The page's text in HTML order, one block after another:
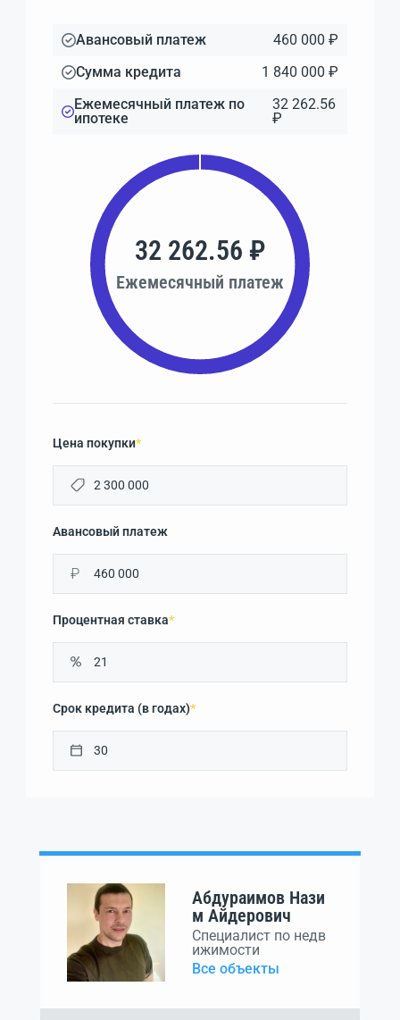
Авансовый платеж
460 000 ₽
Сумма кредита
1 840 000 ₽
Ежемесячный платеж по
ипотеке
32 262.56
₽
32 262.56 ₽
Ежемесячный платеж
Цена покупки*
Авансовый платеж
₽
Процентная ставка*
Срок кредита (в годах)*
Абдураимов Нази
м Айдерович
Специалист по недв
ижимости
Все объекты